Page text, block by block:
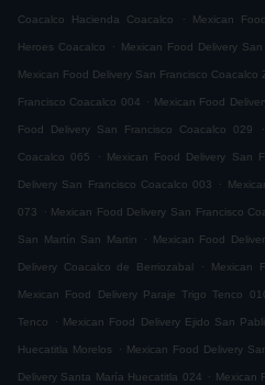
Coacalco Hacienda Coacalco . Mexican
Heroes Coacalco . Mexican Food Delivery
Mexican Food Delivery San Francisco Coacalco
Francisco Coacalco 004 . Mexican Food
Food Delivery San Francisco Coacalco 029 .
Coacalco 065 . Mexican Food Delivery San
Delivery San Francisco Coacalco 003 .
073 . Mexican Food Delivery San Francisco
San Martín San Martin . Mexican Food
Delivery Coacalco de Berriozabal . Mexican
Mexican Food Delivery Paraje Trigo Tenco
Tenco . Mexican Food Delivery Ejido San
Huecatitla Morelos . Mexican Food Delivery
Delivery Santa María Huecatitla 024 . Mexican